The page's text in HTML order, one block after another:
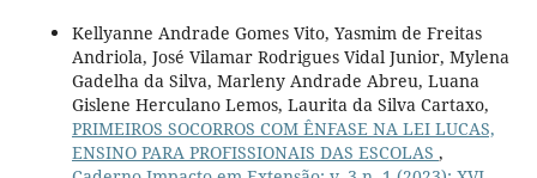
Kellyanne Andrade Gomes Vito, Yasmim de Freitas
Andriola, José Vilamar Rodrigues Vidal Junior, Mylena
Gadelha da Silva, Marleny Andrade Abreu, Luana
Gislene Herculano Lemos, Laurita da Silva Cartaxo,
PRIMEIROS SOCORROS COM ÊNFASE NA LEI LUCAS,
ENSINO PARA PROFISSIONAIS DAS ESCOLAS ,